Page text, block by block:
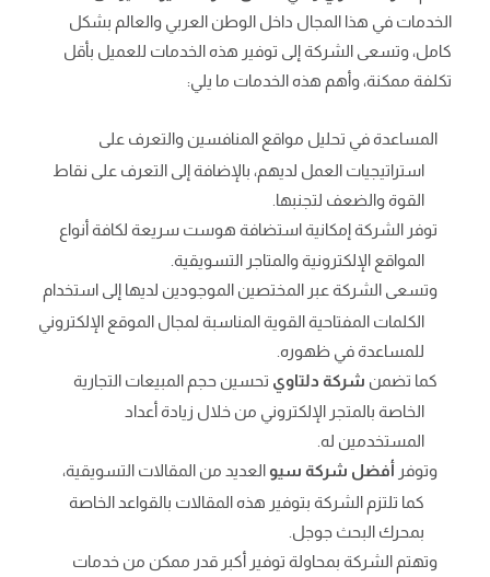
الخدمات في هذا المجال داخل الوطن العربي والعالم بشكل
كامل، وتسعى الشركة إلى توفير هذه الخدمات للعميل بأقل
تكلفة ممكنة، وأهم هذه الخدمات ما يلي:
المساعدة في تحليل مواقع المنافسين والتعرف على
استراتيجيات العمل لديهم، بالإضافة إلى التعرف على نقاط
القوة والضعف لتجنبها.
توفر الشركة إمكانية استضافة هوست سريعة لكافة أنواع
المواقع الإلكترونية والمتاجر التسويقية.
وتسعى الشركة عبر المختصين الموجودين لديها إلى استخدام
الكلمات المفتاحية القوية المناسبة لمجال الموقع الإلكتروني
للمساعدة في ظهوره.
كما تضمن شركة دلتاوي تحسين حجم المبيعات التجارية
الخاصة بالمتجر الإلكتروني من خلال زيادة أعداد
المستخدمين له.
وتوفر أفضل شركة سيو العديد من المقالات التسويقية،
كما تلتزم الشركة بتوفير هذه المقالات بالقواعد الخاصة
بمحرك البحث جوجل.
وتهتم الشركة بمحاولة توفير أكبر قدر ممكن من خدمات